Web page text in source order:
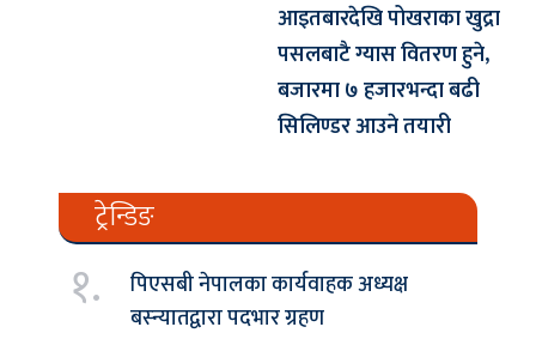
आइतबारदेखि पोखराका खुद्रा
पसलबाटै ग्यास वितरण हुने,
बजारमा ७ हजारभन्दा बढी
सिलिण्डर आउने तयारी
ट्रेन्डिङ
१.
पिएसबी नेपालका कार्यवाहक अध्यक्ष
बस्न्यातद्वारा पदभार ग्रहण